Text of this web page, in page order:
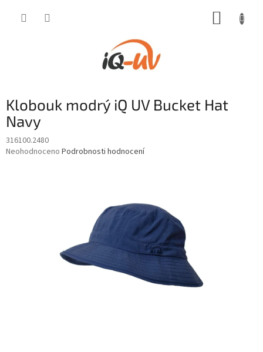
Klobouk modrý iQ UV Bucket Hat
Navy
316100.2480
Průměrné
Neohodnoceno Podrobnosti hodnocení